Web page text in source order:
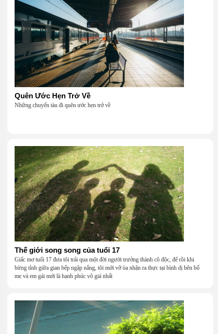
Quên Ước Hẹn Trở Về
Những chuyến tàu đi quên ước hẹn trở về
Thế giới song song của tuổi 17
Giấc mơ tuổi 17 đưa tôi trải qua một đời người trưởng thành cô độc, để rồi khi
bừng tỉnh giữa gian bếp ngập nắng, tôi mới vỡ òa nhận ra thực tại bình dị bên bố
mẹ và em gái mới là hạnh phúc vô giá nhất